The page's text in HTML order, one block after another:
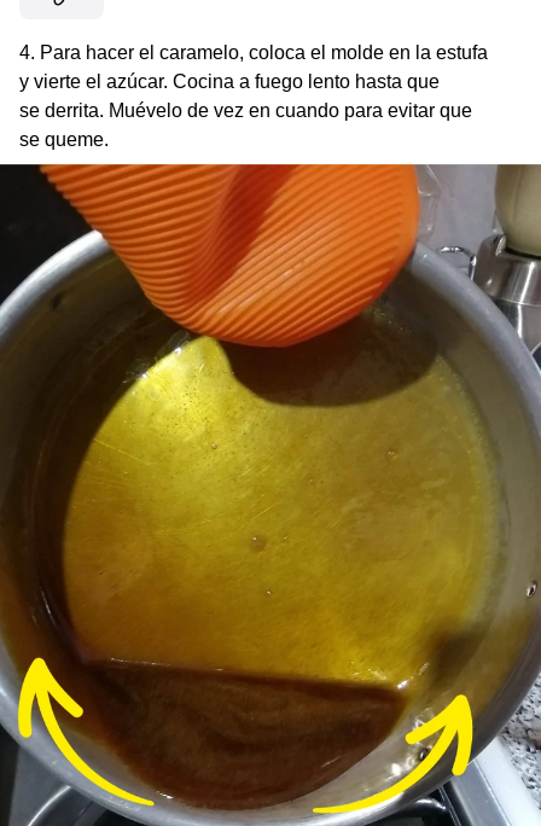
4. Para hacer el caramelo, coloca el molde en la estufa
y vierte el azúcar. Cocina a fuego lento hasta que
se derrita. Muévelo de vez en cuando para evitar que
se queme.